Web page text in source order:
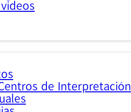
de Interpretación